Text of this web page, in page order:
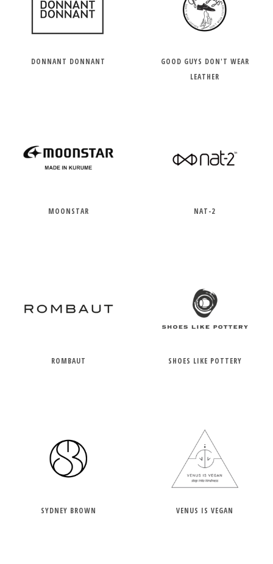
DONNANT DONNANT
GOOD GUYS DON'T WEAR
LEATHER
MOONSTAR NAT-2
ROMBAUT SHOES LIKE POTTERY
SYDNEY BROWN VENUS IS VEGAN